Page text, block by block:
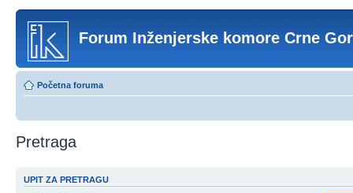
Forum Inženjerske komore Crne
Početna foruma
Pretraga
UPIT ZA PRETRAGU